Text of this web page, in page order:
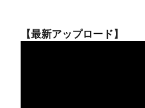
ョ【最新アップロード】